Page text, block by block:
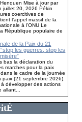
Mise à jour par
juillet 20, 2026 Pékin
coercitives de
l’appel massif de la
à l’ONU Le
République populaire de
de la Paix du 21
les guerres, stop les
bas la déclaration du
marches pour la paix
le cadre de la journée
paix (21 septembre 2026).
développer des actions
allant...